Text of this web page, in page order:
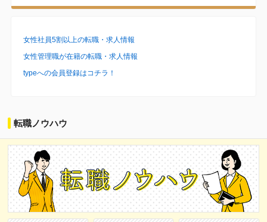
女性社員5割以上の転職・求人情報
女性管理職が在籍の転職・求人情報
typeへの会員登録はコチラ！
転職ノウハウ